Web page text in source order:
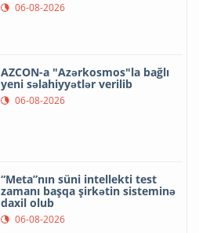
06-08-2026
AZCON-a "Azərkosmos"la bağlı
yeni səlahiyyətlər verilib
06-08-2026
“Meta”nın süni intellekti test
zamanı başqa şirkətin sisteminə
daxil olub
06-08-2026